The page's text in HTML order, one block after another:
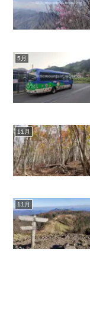
5月
11月
11月